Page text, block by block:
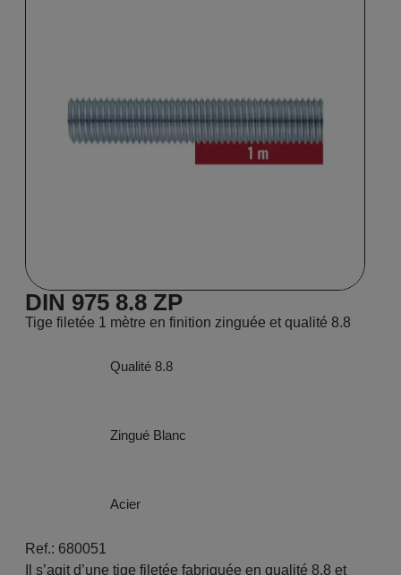
DIN 975 8.8 ZP
Tige filetée 1 mètre en finition zinguée et qualité 8.8
Qualité 8.8
Zingué Blanc
Acier
Ref.: 680051
Il s’agit d’une tige filetée fabriquée en qualité 8.8 et